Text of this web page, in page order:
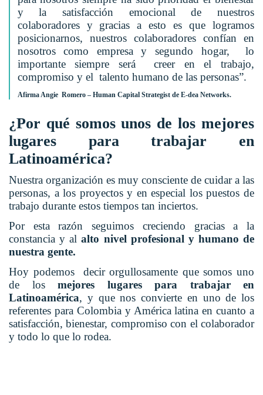
y la satisfacción emocional de nuestros
colaboradores y gracias a esto es que logramos
posicionarnos, nuestros colaboradores confían en
nosotros como empresa y segundo hogar, lo
importante siempre será creer en el trabajo,
compromiso y el talento humano de las personas”.
Afirma Angie Romero – Human Capital Strategist de E-dea Networks.
¿Por qué somos unos de los mejores
lugares para trabajar en
Latinoamérica?
Nuestra organización es muy consciente de cuidar a las
personas, a los proyectos y en especial los puestos de
trabajo durante estos tiempos tan inciertos.
Por esta razón seguimos creciendo gracias a la
constancia y alalto nivel profesional y humano de
nuestra gente.
Hoy podemos decir orgullosamente que somos uno
de los mejores lugares para trabajar en
Latinoamérica, y que nos convierte en uno de los
referentes para Colombia y América latina en cuanto a
satisfacción, bienestar, compromiso con el colaborador
y todo lo que lo rodea.